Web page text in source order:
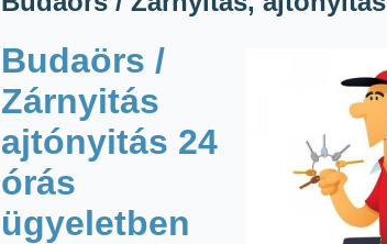
Budaörs /
Zárnyitás
ajtónyitás 24
órás
ügyeletben